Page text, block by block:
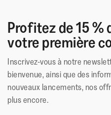
Profitez de 15 %
votre première
Inscrivez-vous à notre
bienvenue, ainsi que des
nouveaux lancements, nos
plus encore.